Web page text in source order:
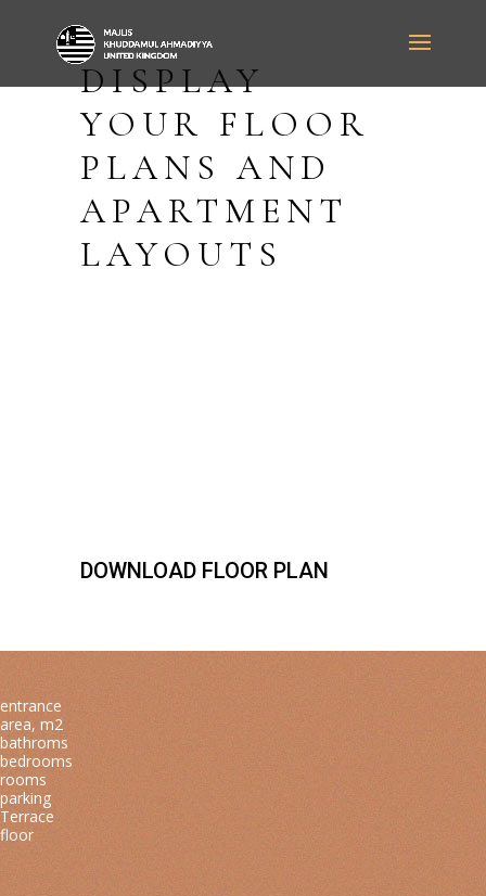
DISPLAY
YOUR FLOOR
PLANS AND
APARTMENT
LAYOUTS
DOWNLOAD FLOOR PLAN
entrance
area, m2
bathroms
bedrooms
rooms
parking
Terrace
floor